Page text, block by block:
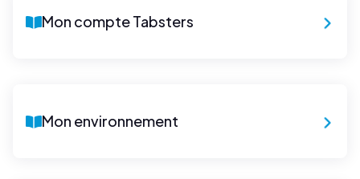
Mon compte Tabsters
Mon environnement